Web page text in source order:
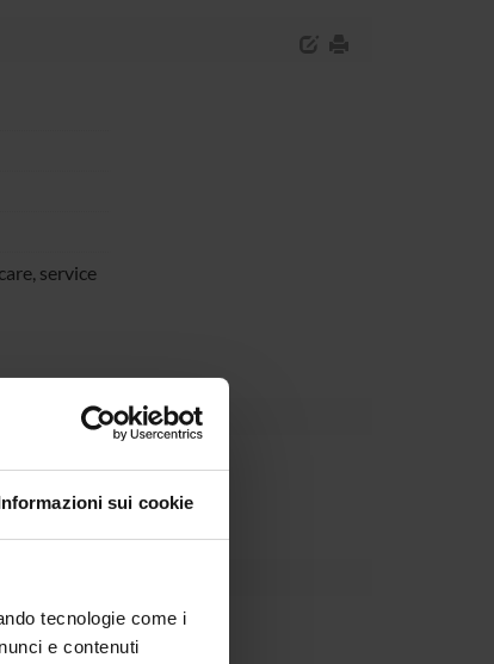
sui cookie
tecnologie come i
e contenuti
service